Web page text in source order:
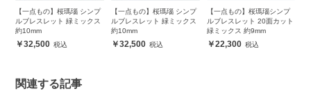
【一点もの】桜瑪瑙 シンプ
ルブレスレット 緑ミックス
約10mm
32,500
【一点もの】桜瑪瑙 シンプ
ルブレスレット 緑ミックス
約10mm
32,500
【一点もの】桜瑪瑙シンプ
ルブレスレット 20面カット
緑ミックス 約9mm
22,300
関連する記事